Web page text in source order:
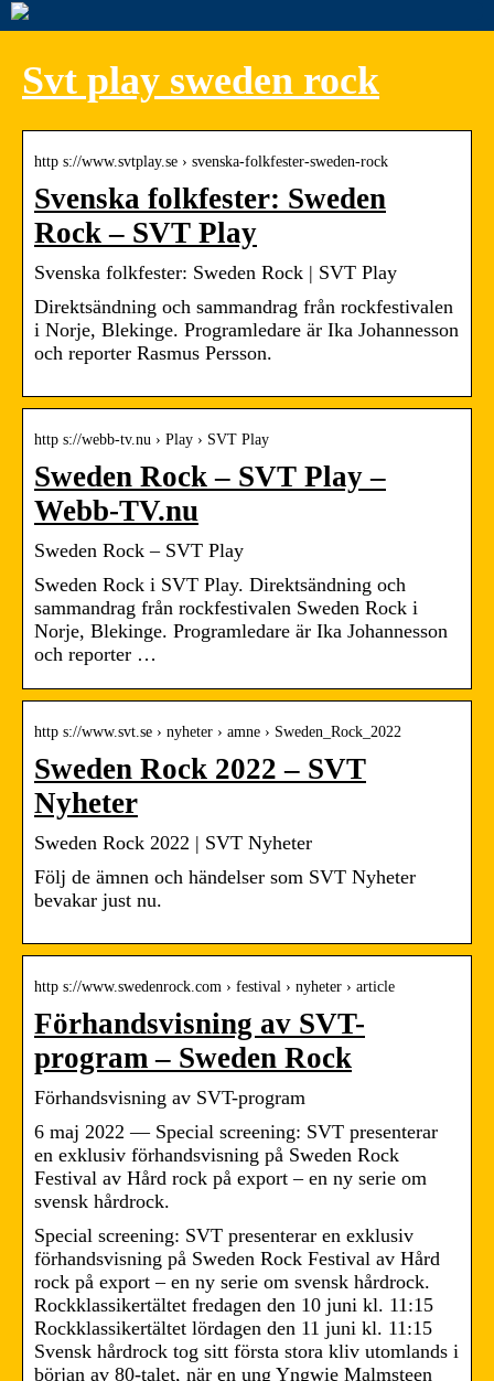
Svt play sweden rock
http s://www.svtplay.se › svenska-folkfester-sweden-rock
Svenska folkfester: Sweden
Rock – SVT Play
Svenska folkfester: Sweden Rock | SVT Play
Direktsändning och sammandrag från rockfestivalen
i Norje, Blekinge. Programledare är Ika Johannesson
och reporter Rasmus Persson.
http s://webb-tv.nu › Play › SVT Play
Sweden Rock – SVT Play –
Webb-TV.nu
Sweden Rock – SVT Play
Sweden Rock i SVT Play. Direktsändning och
sammandrag från rockfestivalen Sweden Rock i
Norje, Blekinge. Programledare är Ika Johannesson
och reporter …
http s://www.svt.se › nyheter › amne › Sweden_Rock_2022
Sweden Rock 2022 – SVT
Nyheter
Sweden Rock 2022 | SVT Nyheter
Följ de ämnen och händelser som SVT Nyheter
bevakar just nu.
http s://www.swedenrock.com › festival › nyheter › article
Förhandsvisning av SVT-
program – Sweden Rock
Förhandsvisning av SVT-program
6 maj 2022 — Special screening: SVT presenterar
en exklusiv förhandsvisning på Sweden Rock
Festival av Hård rock på export – en ny serie om
svensk hårdrock.
Special screening: SVT presenterar en exklusiv
förhandsvisning på Sweden Rock Festival av Hård
rock på export – en ny serie om svensk hårdrock.
Rockklassikertältet fredagen den 10 juni kl. 11:15
Rockklassikertältet lördagen den 11 juni kl. 11:15
Svensk hårdrock tog sitt första stora kliv utomlands i
början av 80-talet, när en ung Yngwie Malmsteen